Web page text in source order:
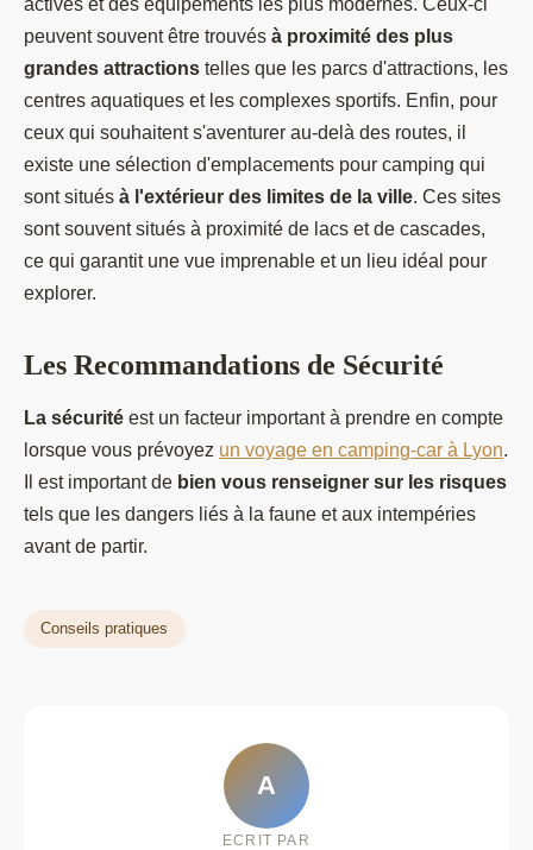
actives et des équipements les plus modernes. Ceux-ci
peuvent souvent être trouvés à proximité des plus
grandes attractions telles que les parcs d'attractions, les
centres aquatiques et les complexes sportifs. Enfin, pour
ceux qui souhaitent s'aventurer au-delà des routes, il
existe une sélection d'emplacements pour camping qui
sont situés à l'extérieur des limites de la ville. Ces sites
sont souvent situés à proximité de lacs et de cascades,
ce qui garantit une vue imprenable et un lieu idéal pour
explorer.
Les Recommandations de Sécurité
La sécurité est un facteur important à prendre en compte
lorsque vous prévoyez un voyage en camping-car à Lyon.
Il est important de bien vous renseigner sur les risques
tels que les dangers liés à la faune et aux intempéries
avant de partir.
Conseils pratiques
A
ECRIT PAR